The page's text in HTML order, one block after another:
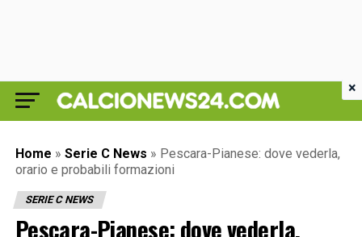
Home » Serie C News » Pescara-Pianese: dove vederla,
orario e probabili formazioni
SERIE C NEWS
Pescara-Pianese: dove vederla,
×